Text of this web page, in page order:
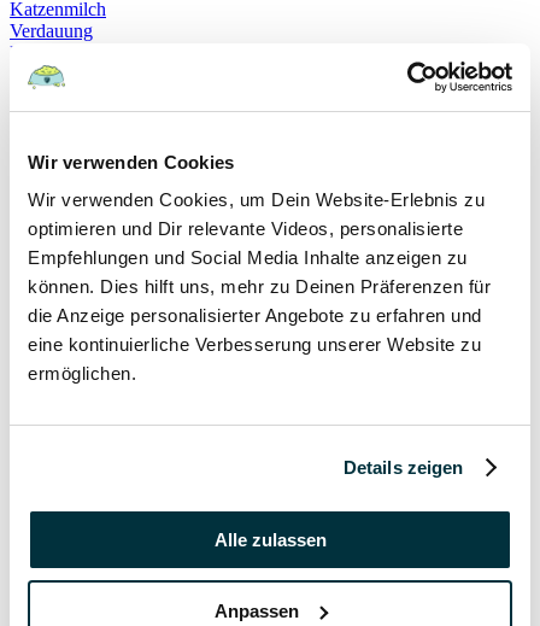
Wir verwenden Cookies
Wir verwenden Cookies, um Dein Website-Erlebnis zu
optimieren und Dir relevante Videos, personalisierte
Empfehlungen und Social Media Inhalte anzeigen zu
können. Dies hilft uns, mehr zu Deinen Präferenzen für
die Anzeige personalisierter Angebote zu erfahren und
eine kontinuierliche Verbesserung unserer Website zu
ermöglichen.
Details zeigen
Alle zulassen
Anpassen
Katzenmilch
Verdauung
Beruhigung
Katzenverhalten
Schnurren
Selbstheilung
Hundeerziehung
Prüfung
Sachkundenachweis
Sozialverträglichkeit
Bloodhound
Hundesport
Mantrailing
Rettungshund
Schäferhund
Schweißhund
Niesen
Parvovirose
Kater